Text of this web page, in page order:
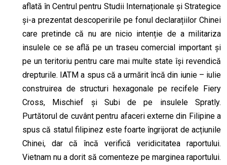
aflată în Centrul pentru Studii Internaționale și Strategice
și-a prezentat descoperirile pe fonul declarațiilor Chinei
care pretinde că nu are nicio intenție de a militariza
insulele ce se află pe un traseu comercial important și
pe un teritoriu pentru care mai multe state își revendică
drepturile. IATM a spus că a urmărit încă din iunie – iulie
construirea de structuri hexagonale pe recifele Fiery
Cross, Mischief și Subi de pe insulele Spratly.
Purtătorul de cuvânt pentru afaceri externedin Filipine a
spus că statul filipinez este foarte îngrijorat de acțiunile
Chinei, dar că încă verifică veridicitatea raportului.
Vietnam nu a dorit să comenteze pe marginea raportului.